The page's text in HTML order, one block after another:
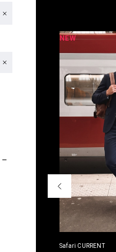
NEW
Safari CURRENT